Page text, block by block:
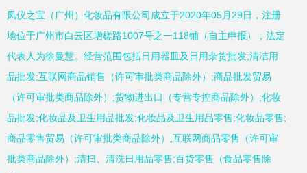
凤仪之宝（广州）化妆品有限公司成立于2020年05月29日，注册
地位于广州市白云区增槎路1007号之一118铺（自主申报），法定
代表人为徐曼慧。经营范围包括日用器皿及日用杂货批发;清洁用
品批发;互联网商品销售（许可审批类商品除外）;商品批发贸易
（许可审批类商品除外）;货物进出口（专营专控商品除外）;化妆
品批发;化妆品及卫生用品批发;化妆品及卫生用品零售;化妆品零售;
商品零售贸易（许可审批类商品除外）;互联网商品零售（许可审
批类商品除外）;清扫、清洗日用品零售;百货零售（食品零售除